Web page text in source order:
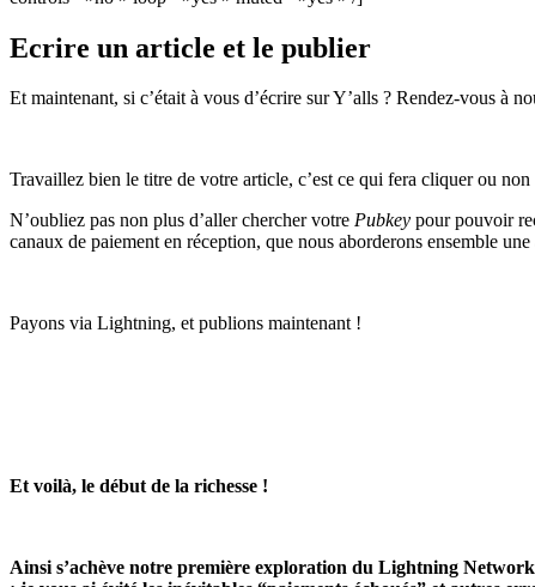
Ecrire un article et le publier
Et maintenant, si c’était à vous d’écrire sur Y’alls ? Rendez-vous à
Travaillez bien le titre de votre article, c’est ce qui fera cliquer ou
N’oubliez pas non plus d’aller chercher votre Pubkey pour pouvoir
canaux de paiement en réception, que nous aborderons ensemble
Payons via Lightning, et publions maintenant !
Et voilà, le début de la richesse !
Ainsi s’achève notre première exploration du Lightning Network